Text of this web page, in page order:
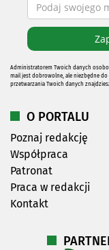
Administratorem Twoich danych
mail jest dobrowolne, ale niezbędne do
przetwarzania Twoich danych
O PORTALU
Poznaj redakcję
Współpraca
Patronat
Praca w redakcji
Kontakt